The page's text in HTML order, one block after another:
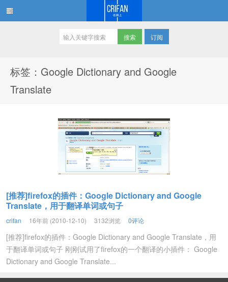
订阅
标签：Google Dictionary and Google
Translate
[推荐]firefox的插件：Google Dictionary and Google
Translate，用于翻译单词或句子
crifan 16年前 (2010-12-10) 3132浏览 0评论
[推荐]firefox的插件：Google Dictionary and Google Translate，用
于翻译单词或句子 刚刚试用了firefox的一个翻译的小插件： Google
Dictionary and Google Translate...